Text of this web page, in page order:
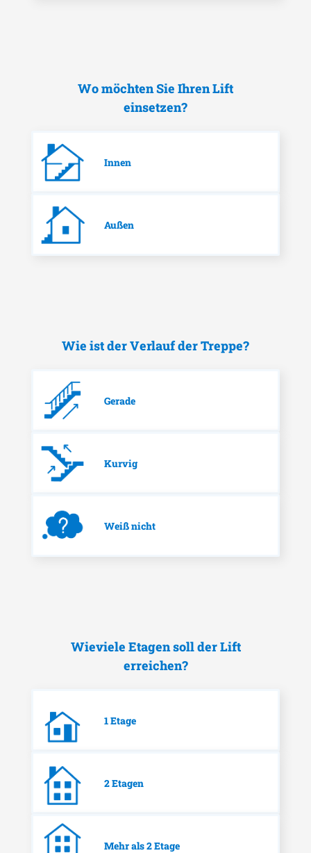
Wo möchten Sie Ihren Lift
einsetzen?
Innen
Außen
Wie ist der Verlauf der Treppe?
Gerade
Kurvig
Weiß nicht
Wieviele Etagen soll der Lift
erreichen?
1 Etage
2 Etagen
Mehr als 2 Etage